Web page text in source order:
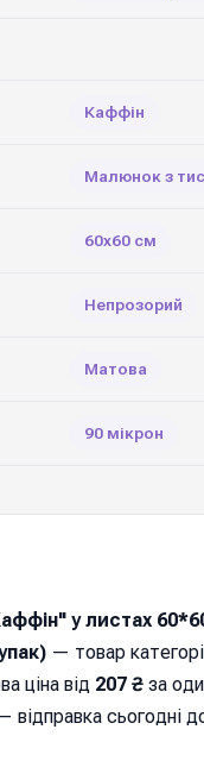
Каффін
Малюнок з
60х60 см
Непрозорий
Матова
90 мікрон
у листах
— товар
ціна від 207 ₴ за
відправка cьогодні